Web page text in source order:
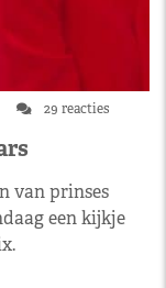
29 reacties
van prinses
een kijkje